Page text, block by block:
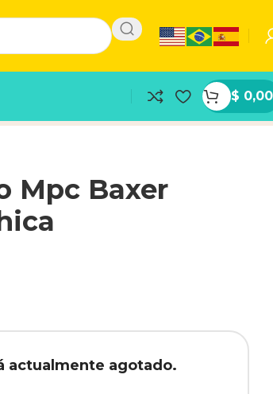
$ 0,00
Mpc Baxer
actualmente agotado.